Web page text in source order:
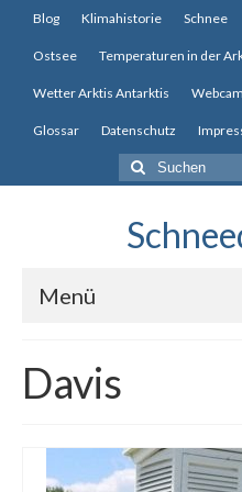
Blog Klimahistorie Schnee
Ostsee Temperaturen in der
Wetter Arktis Antarktis
Glossar Datenschutz
Suche
nach:
Menü
Klimahistorie
Schnee
Davis